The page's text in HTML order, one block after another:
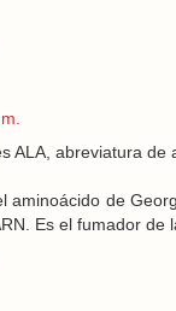
ALA, abreviatura de
aminoácido de
Es el fumador de